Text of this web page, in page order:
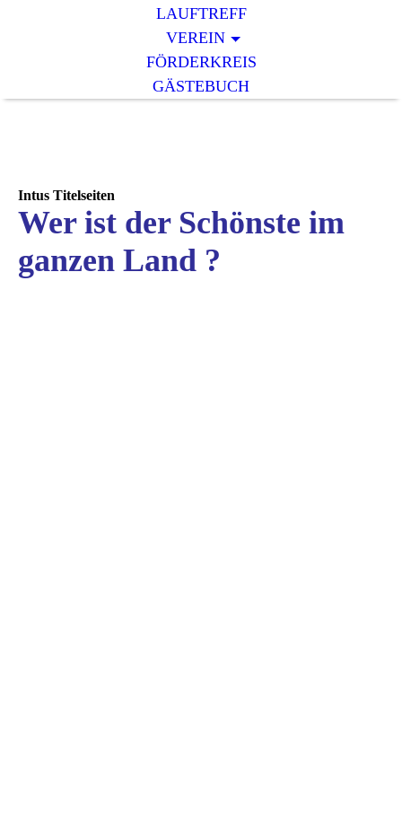
LAUFTREFF
VEREIN
FÖRDERKREIS
GÄSTEBUCH
Intus Titelseiten
Wer ist der Schönste im
ganzen Land ?